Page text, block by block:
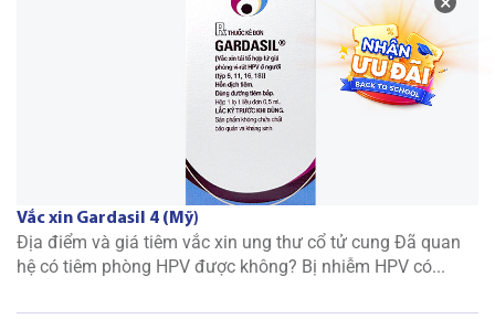
Vắc xin Gardasil 4 (Mỹ)
Địa điểm và giá tiêm vắc xin ung thư cổ tử cung Đã quan
hệ có tiêm phòng HPV được không? Bị nhiễm HPV có...